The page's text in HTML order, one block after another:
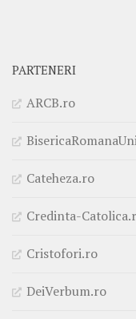
PARTENERI
ARCB.ro
Cateheza.ro
Credinta-
Cristofori.ro
DeiVerbum.ro